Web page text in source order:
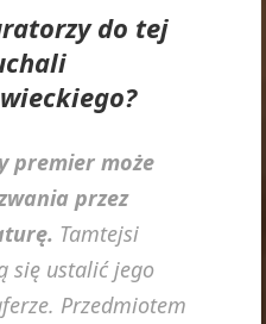
do tej
premier może
przez
Tamtejsi
się ustalić jego
Przedmiotem